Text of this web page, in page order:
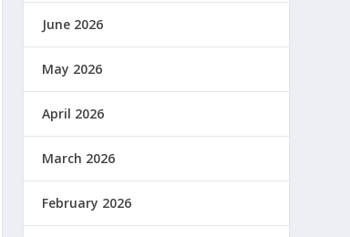
June 2026
May 2026
April 2026
March 2026
February 2026